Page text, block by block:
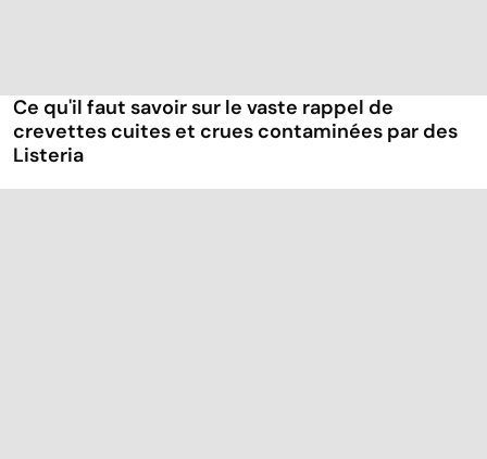
Ce qu'il faut savoir sur le vaste rappel de
crevettes cuites et crues contaminées par des
Listeria